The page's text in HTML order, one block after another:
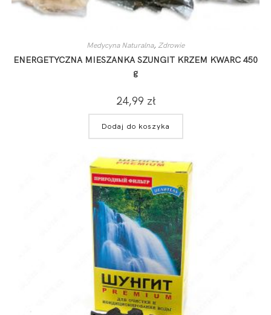
Medycyna Naturalna,Zdrowie
ENERGETYCZNA MIESZANKA SZUNGIT KRZEM KWARC 450
g
24,99 zł
Dodaj do koszyka